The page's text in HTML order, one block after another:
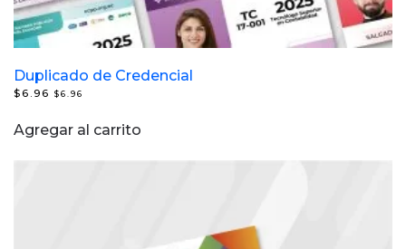
Duplicado de Credencial
$ 6.96 $6.96
Agregar al carrito